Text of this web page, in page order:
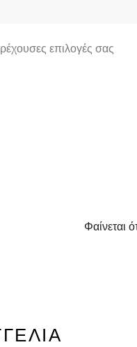
επιλογές σας
Φαίνεται